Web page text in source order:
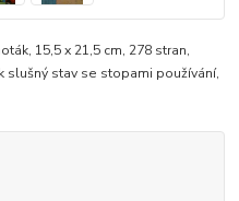
15,5 x 21,5 cm, 278 stran,
slušný stav se stopami používání,